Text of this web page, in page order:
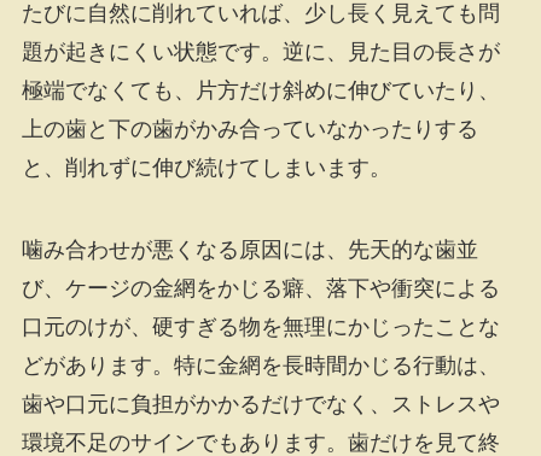
たびに自然に削れていれば、少し長く見えても問
題が起きにくい状態です。逆に、見た目の長さが
極端でなくても、片方だけ斜めに伸びていたり、
上の歯と下の歯がかみ合っていなかったりする
と、削れずに伸び続けてしまいます。
噛み合わせが悪くなる原因には、先天的な歯並
び、ケージの金網をかじる癖、落下や衝突による
口元のけが、硬すぎる物を無理にかじったことな
どがあります。特に金網を長時間かじる行動は、
歯や口元に負担がかかるだけでなく、ストレスや
環境不足のサインでもあります。歯だけを見て終